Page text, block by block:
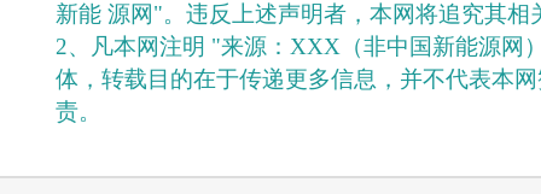
新能 源网"。违反上述声明者，本网将追究其相
2、凡本网注明 "来源：XXX（非中国新能源网
体，转载目的在于传递更多信息，并不代表本
责。